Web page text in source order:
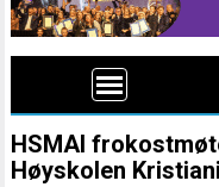
HSMAI
Høyskolen